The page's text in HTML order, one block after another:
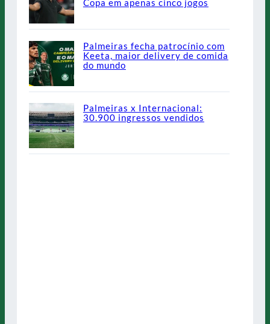
Copa em apenas cinco jogos
Palmeiras fecha patrocínio com
Keeta, maior delivery de comida
do mundo
Palmeiras x Internacional:
30.900 ingressos vendidos